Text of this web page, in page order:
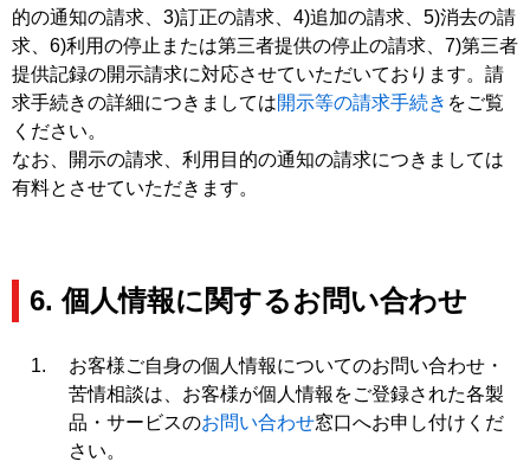
的の通知の請求、3)訂正の請求、4)追加の請求、5)消去の請
求、6)利用の停止または第三者提供の停止の請求、7)第三者
提供記録の開示請求に対応させていただいております。請
求手続きの詳細につきましては開示等の請求手続き をご覧
ください。
なお、開示の請求、利用目的の通知の請求につきましては
有料とさせていただきます。
6. 個人情報に関するお問い合わせ
お客様ご自身の個人情報についてのお問い合わせ・
苦情相談は、お客様が個人情報をご登録された各製
品・サービスのお問い合わせ窓口へお申し付けくだ
さい。